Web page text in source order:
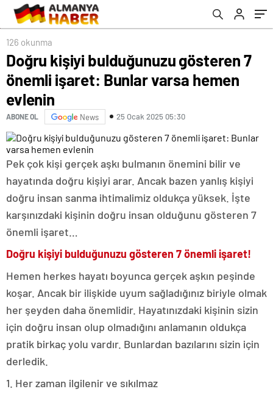
126 okunma
Doğru kişiyi bulduğunuzu gösteren 7
önemli işaret: Bunlar varsa hemen
evlenin
ABONE OL News 25 Ocak 2025 05:30
Pek çok kişi gerçek aşkı bulmanın önemini bilir ve
hayatında doğru kişiyi arar. Ancak bazen yanlış kişiyi
doğru insan sanma ihtimalimiz oldukça yüksek. İşte
karşınızdaki kişinin doğru insan olduğunu gösteren 7
önemli işaret…
Doğru kişiyi bulduğunuzu gösteren 7 önemli işaret!
Hemen herkes hayatı boyunca gerçek aşkın peşinde
koşar. Ancak bir ilişkide uyum sağladığınız biriyle olmak
her şeyden daha önemlidir. Hayatınızdaki kişinin sizin
için doğru insan olup olmadığını anlamanın oldukça
pratik birkaç yolu vardır. Bunlardan bazılarını sizin için
derledik.
1. Her zaman ilgilenir ve sıkılmaz